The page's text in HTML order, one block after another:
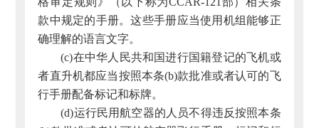
款中规定的手册。这些手册应当使用机组能够正
确理解的语言文字。
(c)在中华人民共和国进行国籍登记的飞机或
者直升机都应当按照本条(b)款批准或者认可的飞
行手册配备标记和标牌。
(d)运行民用航空器的人员不得违反按照本条